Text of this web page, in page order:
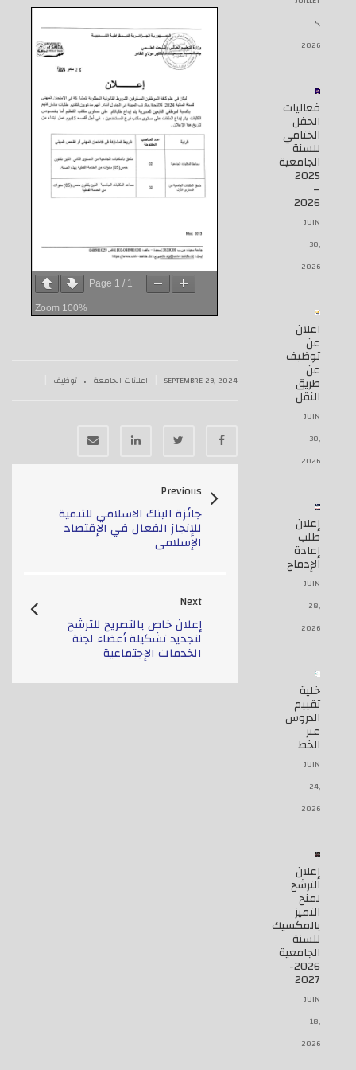
Page 1 / 1
Zoom 100%
SEPTEMBRE 29, 2024 اعلانات الجامعة . توظيف
Previous
جائزة البنك الاسلامي للتنمية
للإنجاز الفعال في الإقتصاد
الإسلامي
Next
إعلان خاص بالتصريح للترشح
لتجديد تشكيلة أعضاء لجنة
الخدمات الإجتماعية
5,
2026
فعاليات
الحفل
الختامي
للسنة
الجامعية
2025
–
2026
JUIN
30,
2026
اعلان
عن
توظيف
عن
طريق
النقل
JUIN
30,
2026
إعلان
طلب
إعادة
الإدماج
JUIN
28,
2026
خلية
تقييم
الدروس
عبر
الخط
JUIN
24,
2026
إعلان
الترشح
لمنح
التميز
بالمكسيك
للسنة
الجامعية
2026-
2027
JUIN
18,
2026